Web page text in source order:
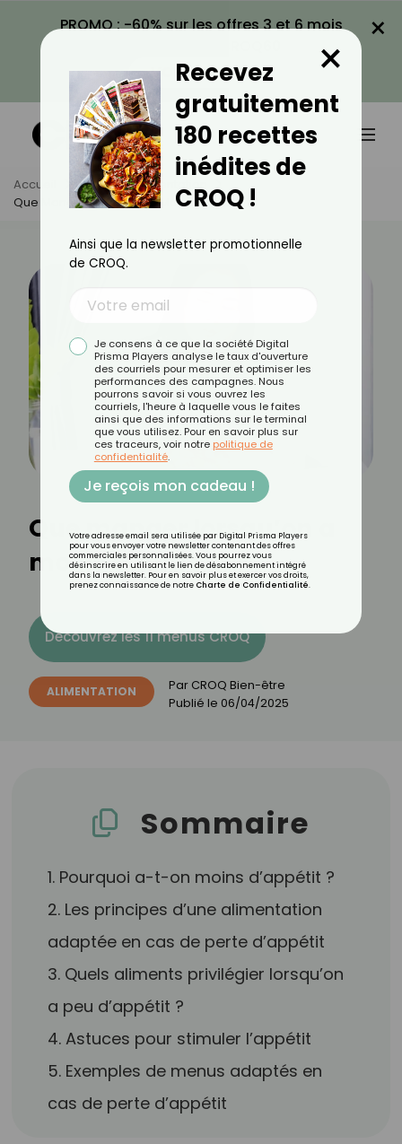
PROMO : -60% sur les offres 3 et 6 mois
VOIR LA PROMO
×
Accueil Actus
Alimentation
Que Manger Lorsqu’on A Moins D’appétit ?
Que manger lorsqu’on a
moins d’appétit ?
Découvrez les 11 menus CROQ
ALIMENTATION Par CROQ Bien-être
Publié le 06/04/2025
Sommaire
1. Pourquoi a-t-on moins d’appétit ?
2. Les principes d’une alimentation
adaptée en cas de perte d’appétit
3. Quels aliments privilégier lorsqu’on
a peu d’appétit ?
4. Astuces pour stimuler l’appétit
5. Exemples de menus adaptés en
cas de perte d’appétit
Recevez
gratuitement
180 recettes
inédites de
CROQ !
×
Ainsi que la newsletter promotionnelle
de CROQ.
Je consens à ce que la société Digital
Prisma Players analyse le taux d'ouverture
des courriels pour mesurer et optimiser les
performances des campagnes. Nous
pourrons savoir si vous ouvrez les
courriels, l'heure à laquelle vous le faites
ainsi que des informations sur le terminal
que vous utilisez. Pour en savoir plus sur
ces traceurs, voir notre politique de
confidentialité.
Je reçois mon cadeau !
Votre adresse email sera utilisée par Digital Prisma Players
pour vous envoyer votre newsletter contenant des offres
commerciales personnalisées. Vous pourrez vous
désinscrire en utilisant le lien de désabonnement intégré
dans la newsletter. Pour en savoir plus et exercer vos droits,
prenez connaissance de notre Charte de Confidentialité.